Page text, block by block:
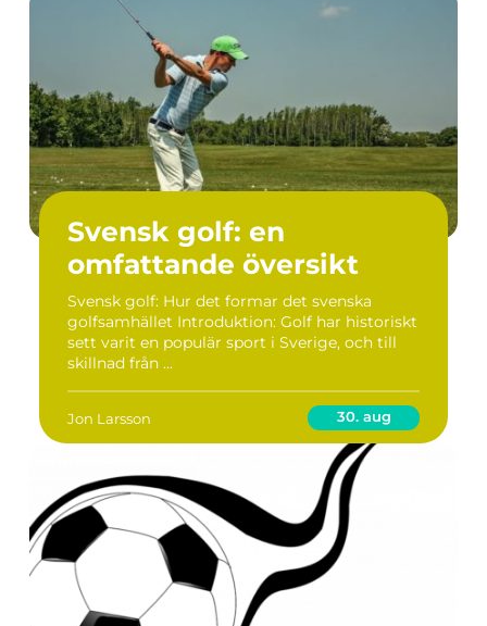
Svensk golf: en
omfattande översikt
Svensk golf: Hur det formar det svenska
golfsamhället Introduktion: Golf har historiskt
sett varit en populär sport i Sverige, och till
skillnad från ...
Jon Larsson 30. aug